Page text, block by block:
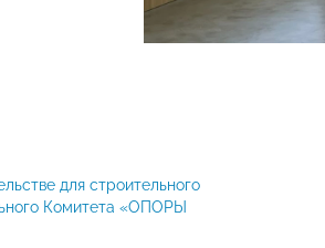
для строительного
Комитета «ОПОРЫ